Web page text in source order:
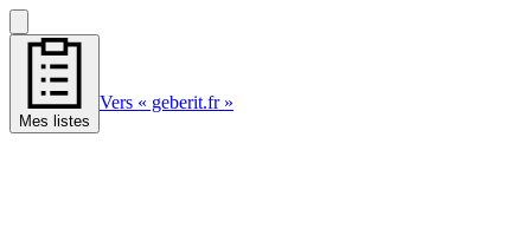
Mes listes
Vers « geberit.fr »